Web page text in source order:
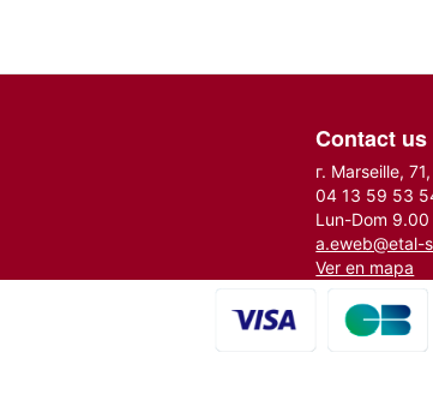
Contact us
г. Marseille,
04 13 59 53
Lun-Dom
a.eweb@etal-
Ver en mapa